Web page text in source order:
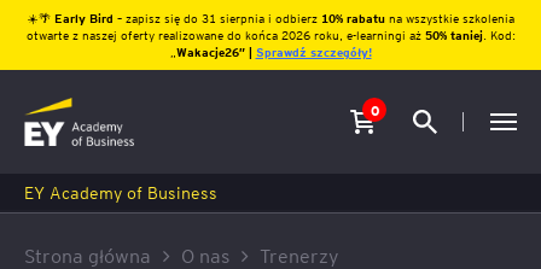
☀️🌴 Early Bird – zapisz się do 31 sierpnia i odbierz10% rabatu na wszystkie szkolenia
otwarte z naszej oferty realizowane do końca 2026 roku, e-learningi aż 50% taniej. Kod:
Wakacje26″ | Sprawdź szczegóły!
0
EY Academy of Business
Strona główna O nas
Trenerzy